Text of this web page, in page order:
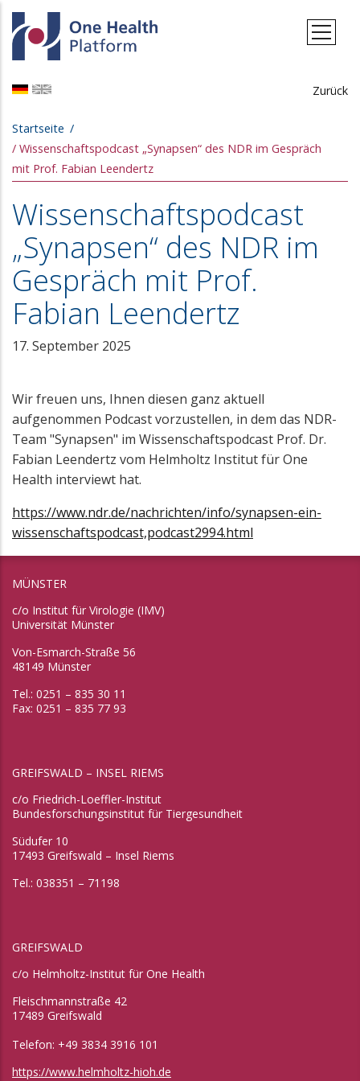
Direkt zum Inhalt
Zurück
Pfadnavigation
Startseite
Wissenschaftspodcast „Synapsen“ des NDR im Gespräch
mit Prof. Fabian Leendertz
Wissenschaftspodcast
„Synapsen“ des NDR im
Gespräch mit Prof.
Fabian Leendertz
17. September 2025
Wir freuen uns, Ihnen diesen ganz aktuell
aufgenommen Podcast vorzustellen, in dem das NDR-
Team "Synapsen" im Wissenschaftspodcast Prof. Dr.
Fabian Leendertz vom Helmholtz Institut für One
Health interviewt hat.
https://www.ndr.de/nachrichten/info/synapsen-ein-
wissenschaftspodcast,podcast2994.html
MÜNSTER
c/o Institut für Virologie (IMV)
Universität Münster
Von-Esmarch-Straße 56
48149 Münster
Tel.: 0251 – 835 30 11
Fax: 0251 – 835 77 93
GREIFSWALD – INSEL RIEMS
c/o Friedrich-Loeffler-Institut
Bundesforschungsinstitut für Tiergesundheit
Südufer 10
17493 Greifswald – Insel Riems
Tel.: 038351 – 71198
GREIFSWALD
c/o Helmholtz-Institut für One Health
Fleischmannstraße 42
17489 Greifswald
Telefon: +49 3834 3916 101
https://www.helmholtz-hioh.de